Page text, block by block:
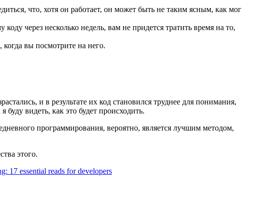
что, хотя он работает, он может быть не таким ясным, как мог
через несколько недель, вам не придется тратить время на то,
вы посмотрите на него.
и в результате их код становился труднее для понимания,
видеть, как это будет происходить.
программирования, вероятно, является лучшим методом,
этого.
17 essential reads for developers